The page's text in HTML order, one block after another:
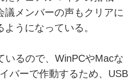
議メンバーの声もクリアに
うになっている。
るので、WinPCやMacな
バーで作動するため、USB